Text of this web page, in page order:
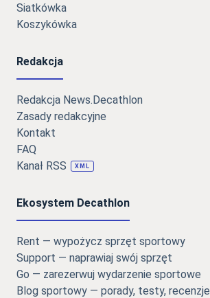
Siatkówka
Koszykówka
Redakcja
Redakcja News.Decathlon
Zasady redakcyjne
Kontakt
FAQ
Kanał RSS
XML
Ekosystem Decathlon
Rent — wypożycz sprzęt sportowy
Support — naprawiaj swój sprzęt
Go — zarezerwuj wydarzenie sportowe
Blog sportowy — porady, testy, recenzje